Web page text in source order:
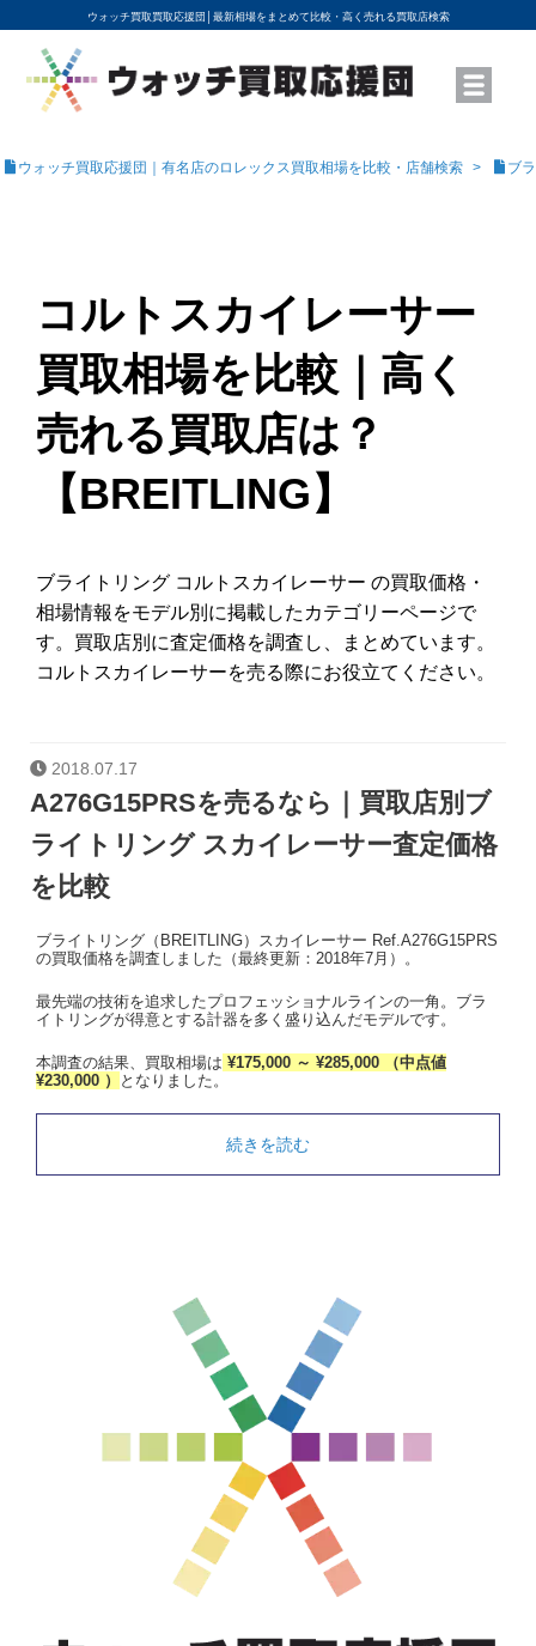
ウォッチ買取買取応援団│ 最新相場をまとめて比較・高く売れる買取店検索
YouTubeで動画を公開中
ROLEXモデル名から買取相場を調べる
高級時計ブランド名から買取相場を調べる
地域から買取店を探す
店舗名から買取店を探す
ブランド時計を高く売る方法
買取査定を依頼する
ウォッチ買取応援団｜有名店のロレックス買取相場を比較・店舗検索 ブ
コルトスカイレーサー
買取相場を比較｜高く
売れる買取店は？
【BREITLING】
ブライトリング コルトスカイレーサー の買取価格・
相場情報をモデル別に掲載したカテゴリーページで
す。買取店別に査定価格を調査し、まとめています。
コルトスカイレーサーを売る際にお役立てください。
2018.07.17
A276G15PRSを売るなら｜買取店別ブ
ライトリング スカイレーサー査定価格
を比較
ブライトリング（BREITLING）スカイレーサー Ref.A276G15PRS
の買取価格を調査しました（最終更新：2018年7月）。
最先端の技術を追求したプロフェッショナルラインの一角。ブラ
イトリングが得意とする計器を多く盛り込んだモデルです。
本調査の結果、買取相場は ¥175,000 ～ ¥285,000 （中点値
¥230,000 ）
となりました。
続きを読む